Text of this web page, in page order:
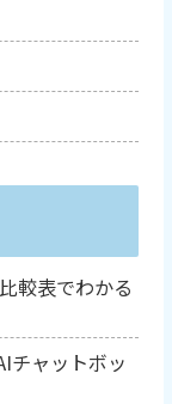
較表でわかる
チャットボッ